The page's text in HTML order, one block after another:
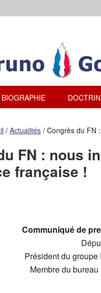
BIOGRAPHIE
/ Actualités / Congrès du FN
FN : nous
française !
Communiqué de
Président du
Membre du